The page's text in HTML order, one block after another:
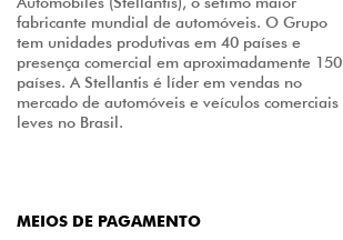
fabricante mundial de automóveis. O Grupo
tem unidades produtivas em 40 países e
presença comercial em aproximadamente 150
países. A Stellantis é líder em vendas no
mercado de automóveis e veículos comerciais
leves no Brasil.
MEIOS DE PAGAMENTO